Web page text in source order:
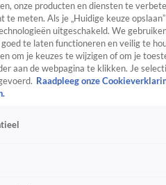
onze producten en diensten te
te meten. Als je „Huidige keuze
uitgeschakeld. We
te laten functioneren en veilig te
om je keuzes te wijzigen of om je
aan de webpagina te klikken. Je
Raadpleeg onze